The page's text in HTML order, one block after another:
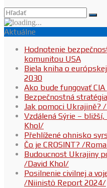
Aktuálne
Hodnotenie
komunitou USA
Biela kniha o
2030
Ako bude fungovať
Bezpečnostná
Jak pomoci Ukrajině?
Vzdálená Sýrie –
Khol/
Přehlížené ohnisko
Čo je CROSINT? /
Budoucnost Ukrajiny
/David Khol/
Posilnenie civilnej a
/Niinistö Report 2024/